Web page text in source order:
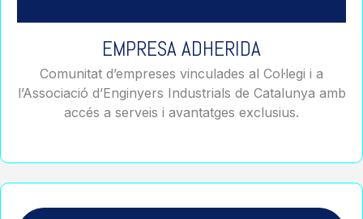
EMPRESA ADHERIDA
Comunitat d’empreses vinculades al Col·legi i a
l’Associació d’Enginyers Industrials de Catalunya amb
accés a serveis i avantatges exclusius.